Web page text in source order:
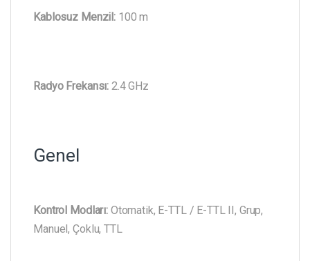
Kablosuz Menzil:100 m
Radyo Frekansı: 2.4 GHz
Genel
Kontrol Modları:Otomatik, E-TTL / E-TTL II, Grup,
Manuel, Çoklu, TTL